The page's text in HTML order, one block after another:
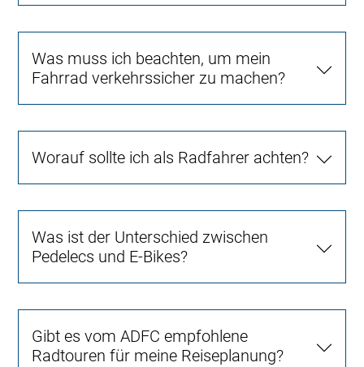
Was muss ich beachten, um mein
Fahrrad verkehrssicher zu machen?
Worauf sollte ich als Radfahrer achten?
Was ist der Unterschied zwischen
Pedelecs und E-Bikes?
Gibt es vom ADFC empfohlene
Radtouren für meine Reiseplanung?